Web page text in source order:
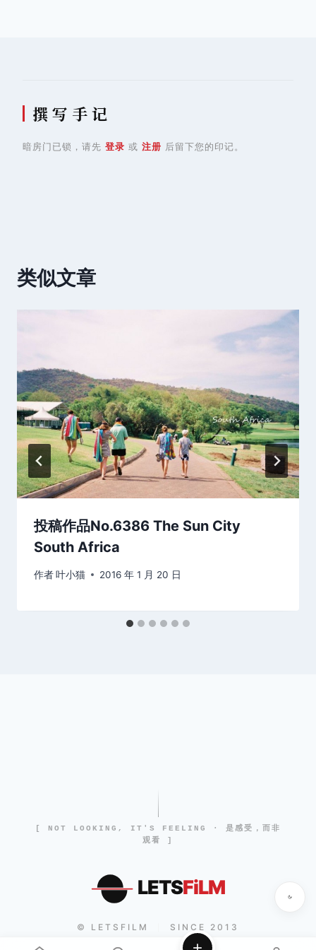
撰 写 手 记
暗房门已锁，请先 登录 或 注册 后留下您的印记。
类似文章
投稿作品No.6386 The Sun City
South Africa
作者叶小猫 2016 年 1 月 20 日
[ NOT LOOKING, IT'S FEELING · 是感受，而非
观看 ]
LETSFiLM
© LETSFILM SINCE 2013